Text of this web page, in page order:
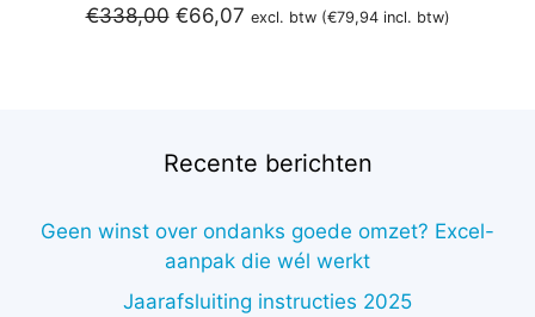
€338,00 Oorspronkelijke
€66,07Huidige
excl. btw (€79,94incl. btw)
Recente berichten
Geen winst over ondanks goede omzet? Excel-
aanpak die wél werkt
Jaarafsluiting instructies 2025